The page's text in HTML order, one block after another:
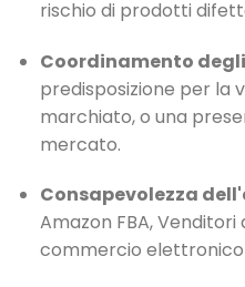
rischio di prodotti
Coordinamento
predisposizione per la
marchiato, o una
mercato.
Consapevolezza
Amazon FBA, Venditori
commercio